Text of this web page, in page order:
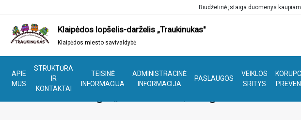
Biudžetinė įstaiga duomenys
Klaipėdos lopšelis-darželis „Traukinukas"
Klaipėdos miesto savivaldybė
APIE
MUS
STRUKTŪRA
IR
KONTAKTAI
TEISINĖ
INFORMACIJA
ADMINISTRACINĖ
INFORMACIJA
PASLAUGOS
VEIKLOS
SRITYS
Pramoga „Lik sveikas, Žiogeli“